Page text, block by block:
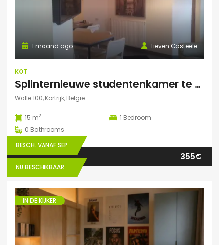
Lieven Casteele
1 maand ago
KOT
Splinternieuwe studentenkamer te huur in authentiek herenhuis
Walle 100, Kortrijk, België
15 m2 1 Bedroom
0 Bathrooms
BESCH. VANAF SEP.
NU BESCHIKBAAR
355€
IN DE KIJKER